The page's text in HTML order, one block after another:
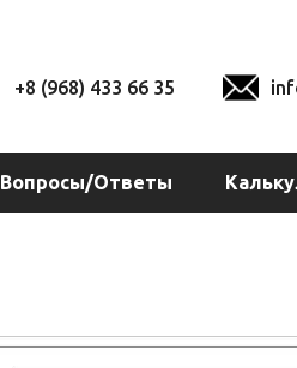
+8 (968) 433 66 35
Вопросы/Ответы